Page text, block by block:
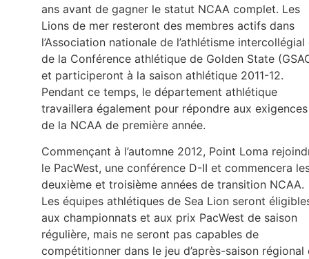
ans avant de gagner le statut NCAA complet. Les
Lions de mer resteront des membres actifs dans
l’Association nationale de l’athlétisme intercollégial
de la Conférence athlétique de Golden State
et participeront à la saison athlétique 2011-12.
Pendant ce temps, le département athlétique
travaillera également pour répondre aux exigences
de la NCAA de première année.
Commençant à l’automne 2012, Point Loma
le PacWest, une conférence D-II et commencera
deuxième et troisième années de transition NCAA.
Les équipes athlétiques de Sea Lion seront
aux championnats et aux prix PacWest de saison
régulière, mais ne seront pas capables de
compétitionner dans le jeu d’après-saison régional